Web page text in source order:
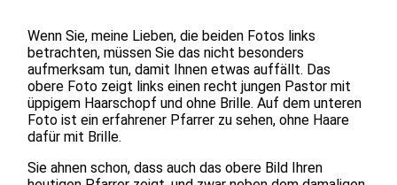
Wenn Sie, meine Lieben, die beiden Fotos links
betrachten, müssen Sie das nicht besonders
aufmerksam tun, damit Ihnen etwas auffällt. Das
obere Foto zeigt links einen recht jungen Pastor mit
üppigem Haarschopf und ohne Brille. Auf dem unteren
Foto ist ein erfahrener Pfarrer zu sehen, ohne Haare
dafür mit Brille.
Sie ahnen schon, dass auch das obere Bild Ihren